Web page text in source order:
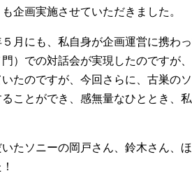
企画実施させていただきました。
月にも、私自身が企画運営に携わ
）での対話会が実現したのですが
たのですが、今回さらに、古巣の
ことができ、感無量なひととき、
たソニーの岡戸さん、鈴木さん、